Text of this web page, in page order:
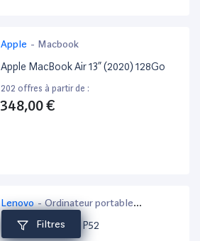
Filtres
Apple - Macbook
Apple MacBook Air 13” (2020) 128Go
202 offres à partir de :
348,00 €
Lenovo- Ordinateur portable
bureautique
Lenovo ThinkPad P52